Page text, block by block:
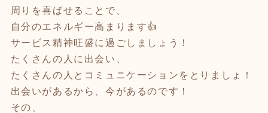
周りを喜ばせることで、
自分のエネルギー高まります👍
サービス精神旺盛に過ごしましょう！
たくさんの人に出会い、
たくさんの人とコミュニケーションをとりましょ！
出会いがあるから、今があるのです！
その、